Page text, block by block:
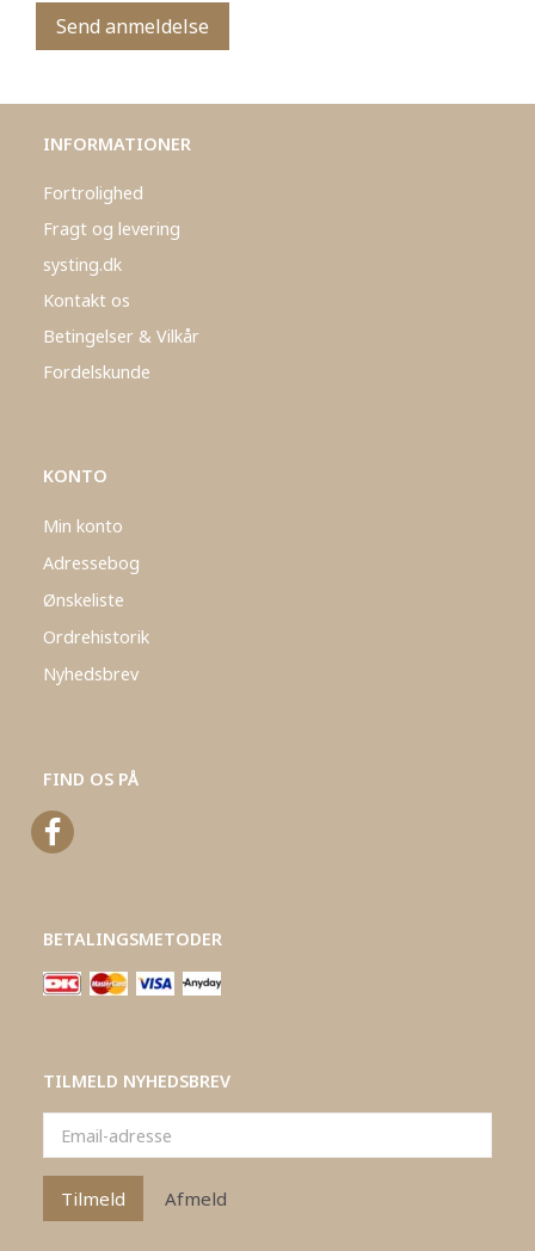
Send anmeldelse
INFORMATIONER
Fortrolighed
Fragt og levering
systing.dk
Kontakt os
Betingelser & Vilkår
Fordelskunde
KONTO
Min konto
Adressebog
Ønskeliste
Ordrehistorik
Nyhedsbrev
FIND OS PÅ
BETALINGSMETODER
TILMELD NYHEDSBREV
adresse
Tilmeld Afmeld